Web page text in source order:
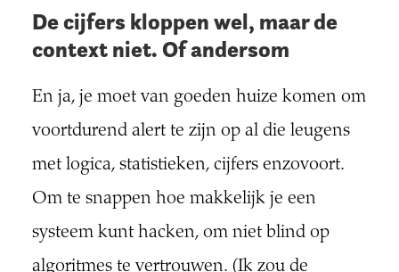
De cijfers kloppen wel, maar de
context niet. Of andersom
En ja, je moet van goeden huize komen om
voortdurend alert te zijn op al die leugens
met logica, statistieken, cijfers enzovoort.
Om te snappen hoe makkelijk je een
systeem kunt hacken, om niet blind op
algoritmes te vertrouwen. (Ik zou de